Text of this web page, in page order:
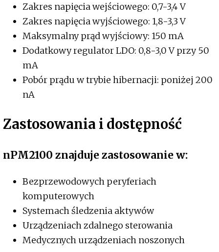
Zakres napięcia wejściowego: 0,7-3,4 V
Zakres napięcia wyjściowego: 1,8-3,3 V
Maksymalny prąd wyjściowy: 150 mA
Dodatkowy regulator LDO: 0,8-3,0 V przy 50
mA
Pobór prądu w trybie hibernacji: poniżej 200
nA
Zastosowania i dostępność
nPM2100 znajduje zastosowanie w:
Bezprzewodowych peryferiach
komputerowych
Systemach śledzenia aktywów
Urządzeniach zdalnego sterowania
Medycznych urządzeniach noszonych